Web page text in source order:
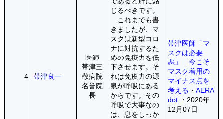
4 帯津良一
医師
帯津三
敬病院
名誉院
長
じるべきです。
これまでも書
きましたが、マ
スクは新型コロ
ナに対抗するた
めの免疫力を低
下させます。そ
れは免疫力の源
泉が呼吸にある
からです。その
呼吸で大事なの
は、息をしっか
帯津医師「マ
スクは必要
悪」 今こそ
マスク着用の
マイナス点を
考える ・ AERA
dot. ・2020年
12月07日